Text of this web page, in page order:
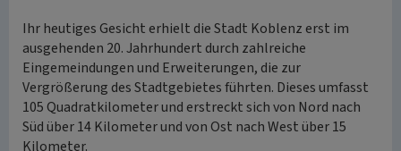
Ihr heutiges Gesicht erhielt die Stadt Koblenz erst im
ausgehenden 20. Jahrhundert durch zahlreiche
Eingemeindungen und Erweiterungen, die zur
Vergrößerung des Stadtgebietes führten. Dieses umfasst
105 Quadratkilometer und erstreckt sich von Nord nach
Süd über 14 Kilometer und von Ost nach West über 15
Kilometer.